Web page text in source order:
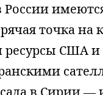
России
точка на
США и